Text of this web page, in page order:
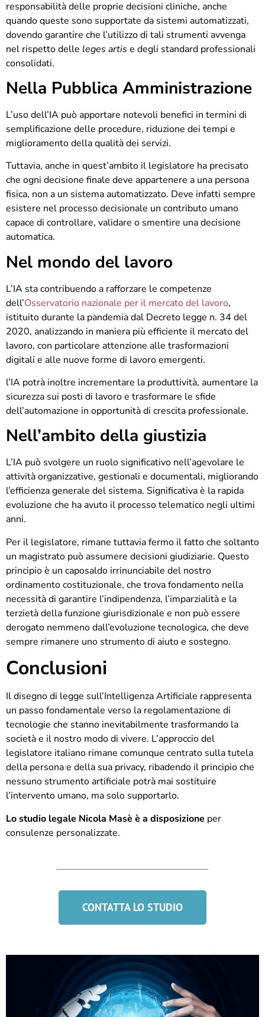
responsabilità delle proprie decisioni cliniche, anche
quando queste sono supportate da sistemi automatizzati,
dovendo garantire che l’utilizzo di tali strumenti avvenga
nel rispetto delle leges artis e degli standard professionali
consolidati.
Nella Pubblica Amministrazione
L’uso dell’IA può apportare notevoli benefici in termini di
semplificazione delle procedure, riduzione dei tempi e
miglioramento della qualità dei servizi.
Tuttavia, anche in quest’ambito il legislatore ha precisato
che ogni decisione finale deve appartenere a una persona
fisica, non a un sistema automatizzato. Deve infatti sempre
esistere nel processo decisionale un contributo umano
capace di controllare, validare o smentire una decisione
automatica.
Nel mondo del lavoro
L’IA sta contribuendo a rafforzare le competenze
dell’Osservatorio nazionale per il mercato del lavoro,
istituito durante la pandemia dal Decreto legge n. 34 del
2020, analizzando in maniera più efficiente il mercato del
lavoro, con particolare attenzione alle trasformazioni
digitali e alle nuove forme di lavoro emergenti.
l’IA potrà inoltre incrementare la produttività, aumentare la
sicurezza sui posti di lavoro e trasformare le sfide
dell’automazione in opportunità di crescita professionale.
Nell’ambito della giustizia
L’IA può svolgere un ruolo significativo nell’agevolare le
attività organizzative, gestionali e documentali, migliorando
l’efficienza generale del sistema. Significativa è la rapida
evoluzione che ha avuto il processo telematico negli ultimi
anni.
Per il legislatore, rimane tuttavia fermo il fatto che soltanto
un magistrato può assumere decisioni giudiziarie. Questo
principio è un caposaldo irrinunciabile del nostro
ordinamento costituzionale, che trova fondamento nella
necessità di garantire l’indipendenza, l’imparzialità e la
terzietà della funzione giurisdizionale e non può essere
derogato nemmeno dall’evoluzione tecnologica, che deve
sempre rimanere uno strumento di aiuto e sostegno.
Conclusioni
Il disegno di legge sull’Intelligenza Artificiale rappresenta
un passo fondamentale verso la regolamentazione di
tecnologie che stanno inevitabilmente trasformando la
società e il nostro modo di vivere. L’approccio del
legislatore italiano rimane comunque centrato sulla tutela
della persona e della sua privacy, ribadendo il principio che
nessuno strumento artificiale potrà mai sostituire
l’intervento umano, ma solo supportarlo.
Lo studio legale Nicola Masè è a disposizione per
consulenze personalizzate.
CONTATTA LO STUDIO